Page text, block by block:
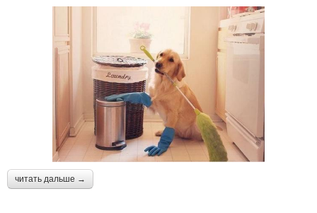
читать дальше →